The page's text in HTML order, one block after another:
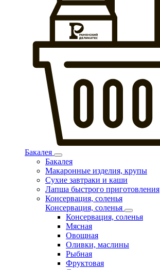
Бакалея
Бакалея
Макаронные изделия, крупы
Сухие завтраки и каши
Лапша быстрого приготовления
Консервация, соленья
Консервация, соленья
Консервация, соленья
Мясная
Овощная
Оливки, маслины
Рыбная
Фруктовая